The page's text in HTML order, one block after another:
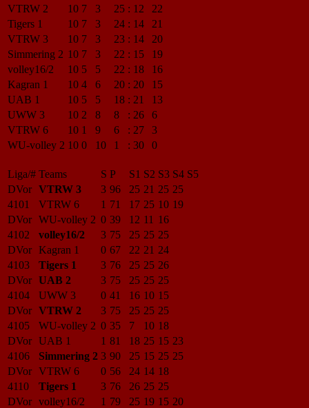
VTRW 2
10 7 3 25 : 12
22
Tigers 1
10 7 3 24 : 14
21
VTRW 3
10 7 3 23 : 14
20
Simmering 2 10 7 3 22 : 15
19
volley16/2
10 5 5 22 : 18
16
Kagran 1
10 4 6 20 : 20
15
UAB 1
10 5 5 18 : 21
13
UWW 3
10 2 8 8 : 26
6
VTRW 6
10 1 9 6 : 27
3
WU-volley 2 10 0 10 1 : 30 0
Liga/# Teams S P S1 S2 S3 S4 S5
DVor VTRW 3 3 96 25 21 25 25
4101
VTRW 6 1 71 17 25 10 19
DVor WU-volley 2 0 39 12 11 16
4102
volley16/2 3 75 25 25 25
DVor Kagran 1 0 67 22 21 24
4103
Tigers 1 3 76 25 25 26
DVor UAB 2 3 75 25 25 25
4104
UWW 3 0 41 16 10 15
DVor VTRW 2 3 75 25 25 25
4105
WU-volley 2 0 35 7 10 18
DVor UAB 1 1 81 18 25 15 23
4106
Simmering 2 3 90 25 15 25 25
DVor VTRW 6 0 56 24 14 18
4110
Tigers 1 3 76 26 25 25
DVor volley16/2 1 79 25 19 15 20